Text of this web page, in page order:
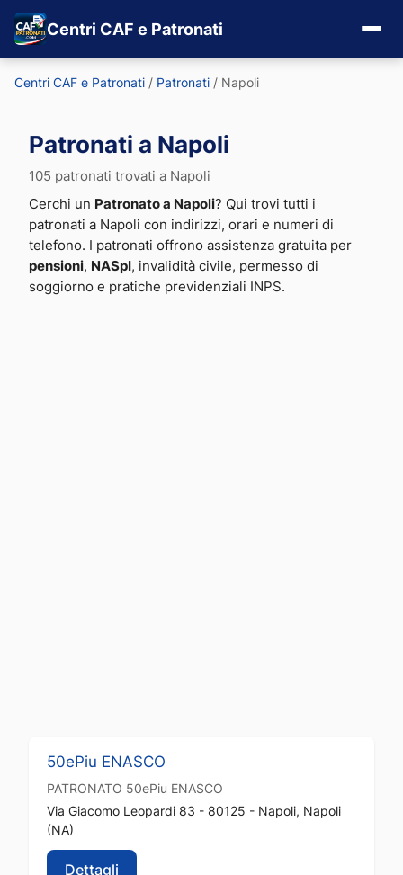
Centri CAF e Patronati
Centri CAF e Patronati / Patronati / Napoli
Patronati a Napoli
105 patronati trovati a Napoli
Cerchi un Patronato a Napoli? Qui trovi tutti i
patronati a Napoli con indirizzi, orari e numeri di
telefono. I patronati offrono assistenza gratuita per
pensioni, NASpI , invalidità civile, permesso di
soggiorno e pratiche previdenziali INPS.
50ePiu ENASCO
PATRONATO 50ePiu ENASCO
Via Giacomo Leopardi 83 - 80125 - Napoli, Napoli
(NA)
Dettagli